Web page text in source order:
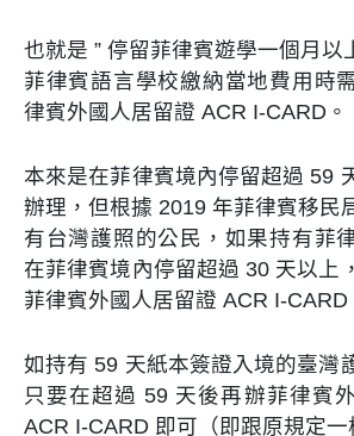
也就是 ” 停留菲律賓遊學一個月以
菲律賓語言學校繳納當地費用時
律賓外國人居留證 ACR I-CARD。
本來是在菲律賓境內停留超過 59
辦理，但根據 2019 年菲律賓移民
有台灣護照的公民，如果持有菲
在菲律賓境內停留超過 30 天以上
菲律賓外國人居留證 ACR I-CARD
如持有 59 天紙本簽證入境的臺灣
只要在超過 59 天後再辦菲律賓
ACR I-CARD 即可（即跟原規定一